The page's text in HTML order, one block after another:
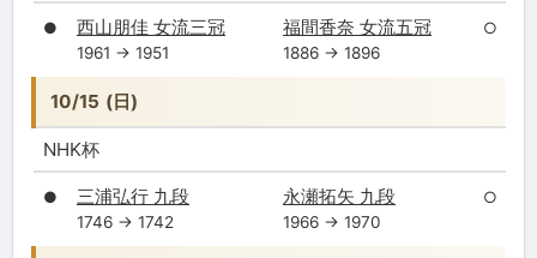
● 西山朋佳 女流三冠
1961 → 1951
福間香奈 女流五冠
1886 → 1896
○
10/15 (日)
NHK杯
● 三浦弘行 九段
1746 → 1742
永瀬拓矢 九段
1966 → 1970
○